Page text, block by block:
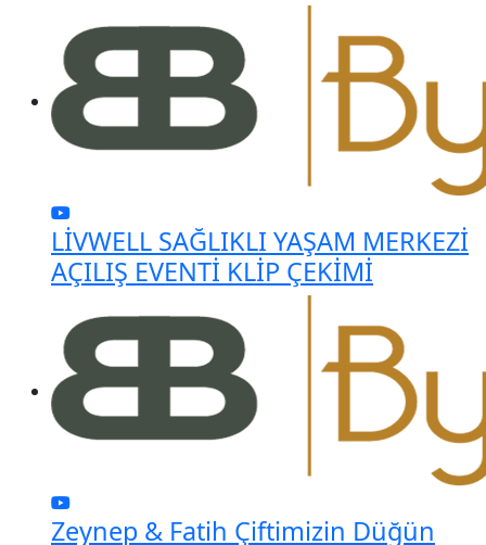
LİVWELL SAĞLIKLI YAŞAM MERKEZİ
AÇILIŞ EVENTİ KLİP ÇEKİMİ
Zeynep & Fatih Çiftimizin Düğün